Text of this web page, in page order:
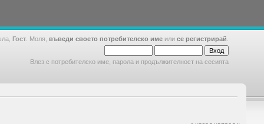
Гост . Моля, въведи своето потребителско име или се регистрирай
Влез с потребителско име, парола и продължителност на сесията